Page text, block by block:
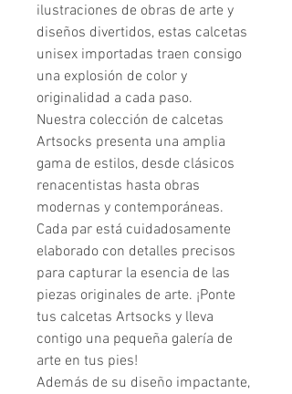
ilustraciones de obras de arte y
diseños divertidos, estas calcetas
unisex importadas traen consigo
una explosión de color y
originalidad a cada paso.
Nuestra colección de calcetas
Artsocks presenta una amplia
gama de estilos, desde clásicos
renacentistas hasta obras
modernas y contemporáneas.
Cada par está cuidadosamente
elaborado con detalles precisos
para capturar la esencia de las
piezas originales de arte. ¡Ponte
tus calcetas Artsocks y lleva
contigo una pequeña galería de
arte en tus pies!
Además de su diseño impactante,